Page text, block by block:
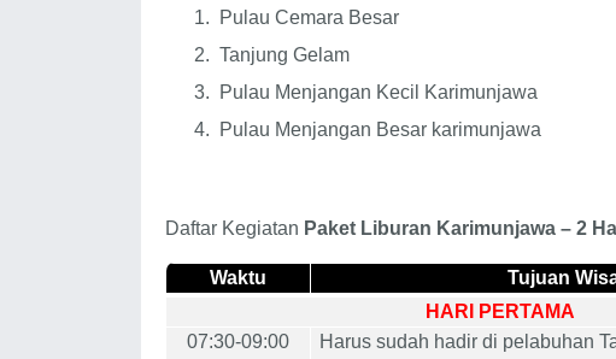
1. Pulau Cemara Besar
2. Tanjung Gelam
3. Pulau Menjangan Kecil Karimunjawa
4. Pulau Menjangan Besar karimunjawa
Daftar Kegiatan Paket Liburan Karimunjawa – 2
Waktu
Tujuan
HARI PERTAMA
07:30-09:00
Harus sudah hadir di pelabuhan